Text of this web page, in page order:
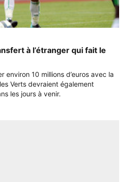
à l’étranger qui fait le
environ 10 millions d’euros avec la
Verts devraient également
les jours à venir.